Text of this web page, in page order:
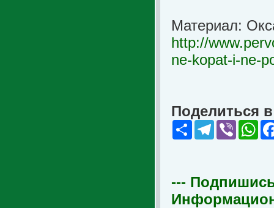
Материал:
http://
ne-kopat-i-ne-
Поделиться
Share Telegram
Viber
---